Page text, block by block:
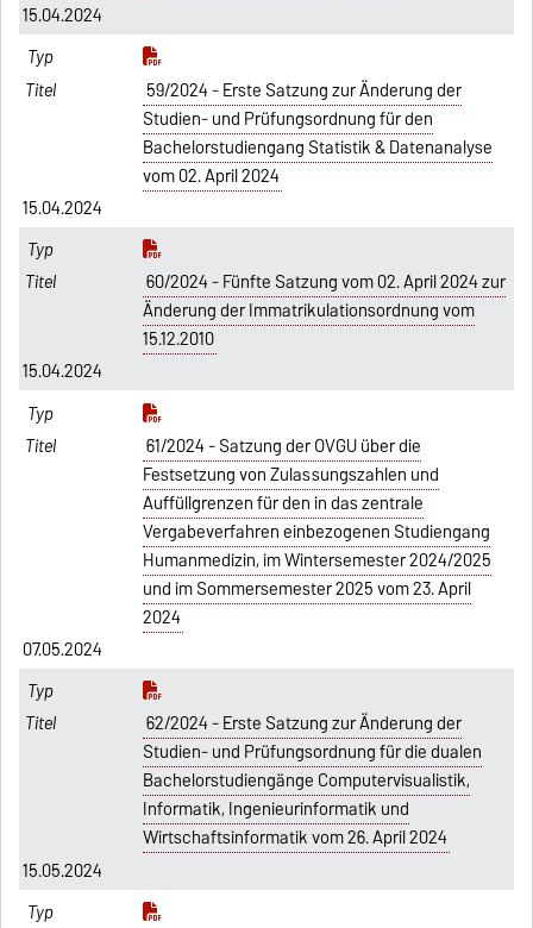
15.04.2024
59/2024 - Erste Satzung zur Änderung der
Studien- und Prüfungsordnung für den
Bachelorstudiengang Statistik & Datenanalyse
vom 02. April 2024
15.04.2024
60/2024 - Fünfte Satzung vom 02. April 2024 zur
Änderung der Immatrikulationsordnung vom
15.12.2010
15.04.2024
61/2024 - Satzung der OVGU über die
Festsetzung von Zulassungszahlen und
Auffüllgrenzen für den in das zentrale
Vergabeverfahren einbezogenen Studiengang
Humanmedizin, im Wintersemester 2024/2025
und im Sommersemester 2025 vom 23. April
2024
07.05.2024
62/2024 - Erste Satzung zur Änderung der
Studien- und Prüfungsordnung für die dualen
Bachelorstudiengänge Computervisualistik,
Informatik, Ingenieurinformatik und
Wirtschaftsinformatik vom 26. April 2024
15.05.2024